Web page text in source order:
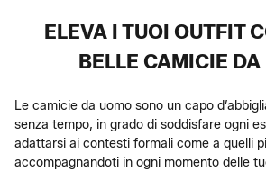
ELEVA I TUOI OUTFIT
BELLE CAMICIE DA
Le camicie da uomo sono un capo
senza tempo, in grado di soddisfare ogni
adattarsi ai contesti formali come a quelli
accompagnandoti in ogni momento delle